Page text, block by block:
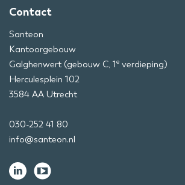
Contact
Santeon
Kantoorgebouw
Galghenwert (gebouw C, 1e verdieping)
Herculesplein 102
3584 AA Utrecht
030-252 41 80
info@santeon.nl